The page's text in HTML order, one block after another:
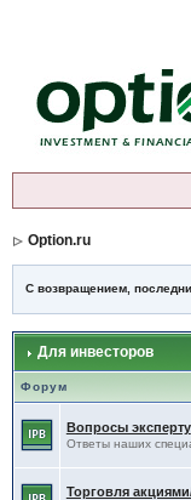
Option.ru
С возвращением,
Для инвесторов
Форум
Вопросы эксперту
Ответы наших
Торговля